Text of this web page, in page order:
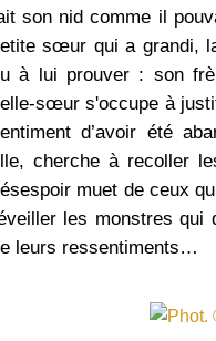
son nid comme il
sœur qui a grandi,
à lui prouver : son
sœur s'occupe à
d’avoir été
cherche à recoller
muet de ceux
les monstres qui
leurs ressentiments…